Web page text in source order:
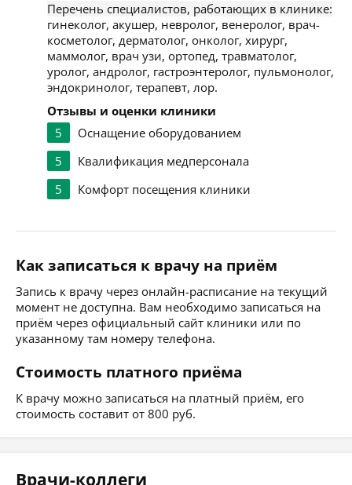
Перечень специалистов, работающих в клинике:
гинеколог, акушер, невролог, венеролог, врач-
косметолог, дерматолог, онколог, хирург,
маммолог, врач узи, ортопед, травматолог,
уролог, андролог, гастроэнтеролог, пульмонолог,
эндокринолог, терапевт, лор.
Отзывы и оценки клиники
5
Оснащение оборудованием
5
Квалификация медперсонала
5
Комфорт посещения клиники
Как записаться к врачу на приём
Запись к врачу через онлайн-расписание на текущий
момент не доступна. Вам необходимо записаться на
приём через официальный сайт клиники или по
указанному там номеру телефона.
Стоимость платного приёма
К врачу можно записаться на платный приём, его
стоимость составит от 800 руб.
Врачи-коллеги